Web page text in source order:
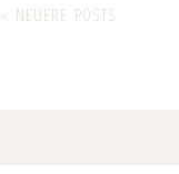
« NEUERE POSTS